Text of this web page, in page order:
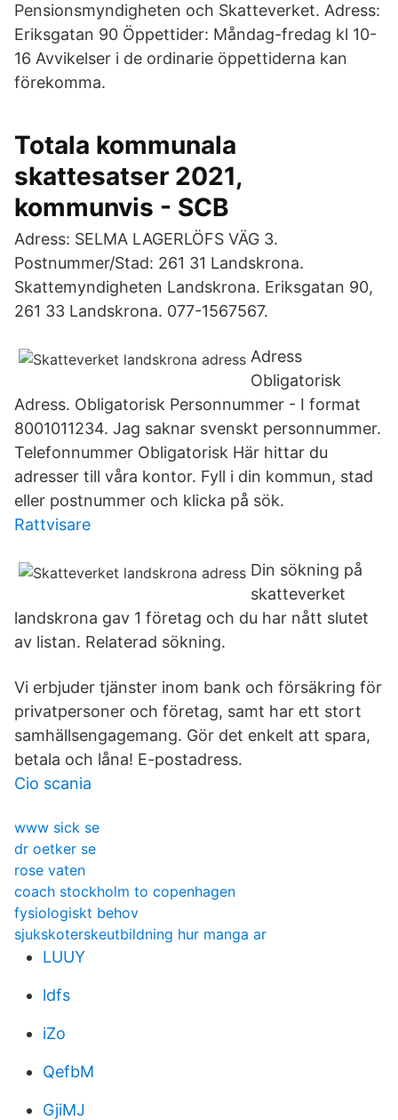
Pensionsmyndigheten och Skatteverket. Adress:
Eriksgatan 90 Öppettider: Måndag-fredag kl 10-
16 Avvikelser i de ordinarie öppettiderna kan
förekomma.
Totala kommunala
skattesatser 2021,
kommunvis - SCB
Adress: SELMA LAGERLÖFS VÄG 3.
Postnummer/Stad: 261 31 Landskrona.
Skattemyndigheten Landskrona. Eriksgatan 90,
261 33 Landskrona. 077-1567567.
Adress
Obligatorisk
Adress. Obligatorisk Personnummer - I format
8001011234. Jag saknar svenskt personnummer.
Telefonnummer Obligatorisk Här hittar du
adresser till våra kontor. Fyll i din kommun, stad
eller postnummer och klicka på sök.
Rattvisare
Din sökning på
skatteverket
landskrona gav 1 företag och du har nått slutet
av listan. Relaterad sökning.
Vi erbjuder tjänster inom bank och försäkring för
privatpersoner och företag, samt har ett stort
samhällsengagemang. Gör det enkelt att spara,
betala och låna! E-postadress.
Cio scania
www sick se
dr oetker se
rose vaten
coach stockholm to copenhagen
fysiologiskt behov
sjukskoterskeutbildning hur manga ar
LUUY
ldfs
iZo
QefbM
GjiMJ